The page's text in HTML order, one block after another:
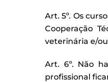
Art. 5º. Os
Cooperação
veterinária e/
Art. 6º. Não
profissional